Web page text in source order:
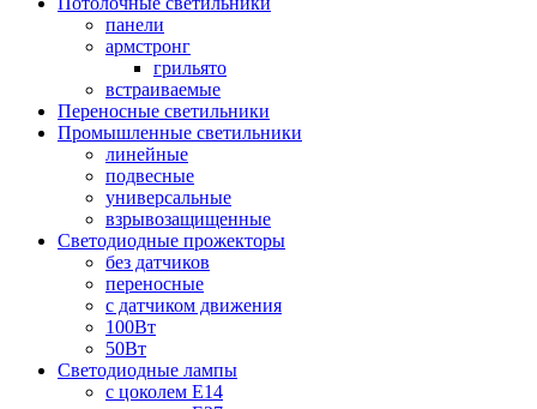
панели
армстронг
грильято
встраиваемые
Переносные светильники
Промышленные светильники
линейные
подвесные
универсальные
взрывозащищенные
Светодиодные прожекторы
без датчиков
переносные
с датчиком движения
100Вт
50Вт
Светодиодные лампы
с цоколем E14